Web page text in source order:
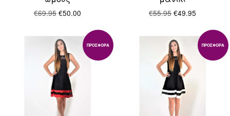
€69.95 €50.00 €55.95 €49.95
ΠΡΟΣΦΟΡΆ ΠΡΟΣΦΟΡΆ